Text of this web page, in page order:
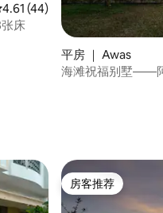
均评分 4.61 分（满分 5 分）
4.61 (44)
床
平房 ｜ Awas
海滩祝福别墅——
房客推荐
房客推荐